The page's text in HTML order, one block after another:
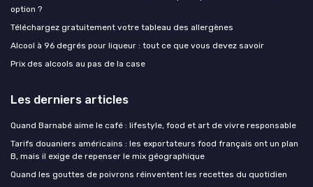
option ?
Téléchargez gratuitement votre tableau des allergènes
Alcool à 96 degrés pour liqueur : tout ce que vous devez savoir
Prix des alcools au pas de la case
Les derniers articles
Quand Barnabé aime le café : lifestyle, food et art de vivre responsable
Tarifs douaniers américains : les exportateurs food français ont un plan
B, mais il exige de repenser le mix géographique
Quand les gouttes de poivrons réinventent les recettes du quotidien